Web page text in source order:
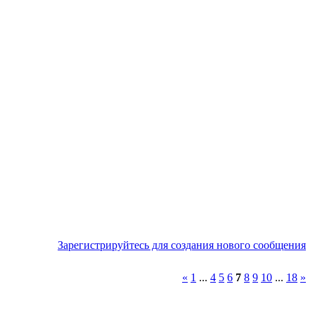
Зарегистрируйтесь для создания нового сообщения
« 1 ... 4 5 6 7 8 9 10 ... 18 »